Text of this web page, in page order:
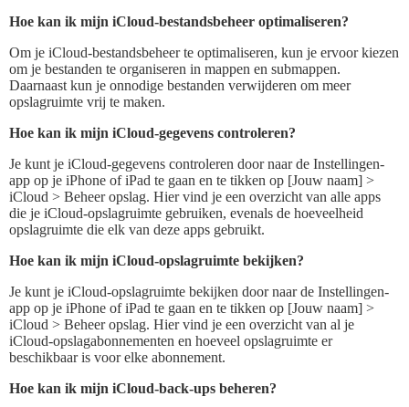
Hoe kan ik mijn iCloud-bestandsbeheer optimaliseren?
Om je iCloud-bestandsbeheer te optimaliseren, kun je ervoor kiezen
om je bestanden te organiseren in mappen en submappen.
Daarnaast kun je onnodige bestanden verwijderen om meer
opslagruimte vrij te maken.
Hoe kan ik mijn iCloud-gegevens controleren?
Je kunt je iCloud-gegevens controleren door naar de Instellingen-
app op je iPhone of iPad te gaan en te tikken op [Jouw naam] >
iCloud > Beheer opslag. Hier vind je een overzicht van alle apps
die je iCloud-opslagruimte gebruiken, evenals de hoeveelheid
opslagruimte die elk van deze apps gebruikt.
Hoe kan ik mijn iCloud-opslagruimte bekijken?
Je kunt je iCloud-opslagruimte bekijken door naar de Instellingen-
app op je iPhone of iPad te gaan en te tikken op [Jouw naam] >
iCloud > Beheer opslag. Hier vind je een overzicht van al je
iCloud-opslagabonnementen en hoeveel opslagruimte er
beschikbaar is voor elke abonnement.
Hoe kan ik mijn iCloud-back-ups beheren?